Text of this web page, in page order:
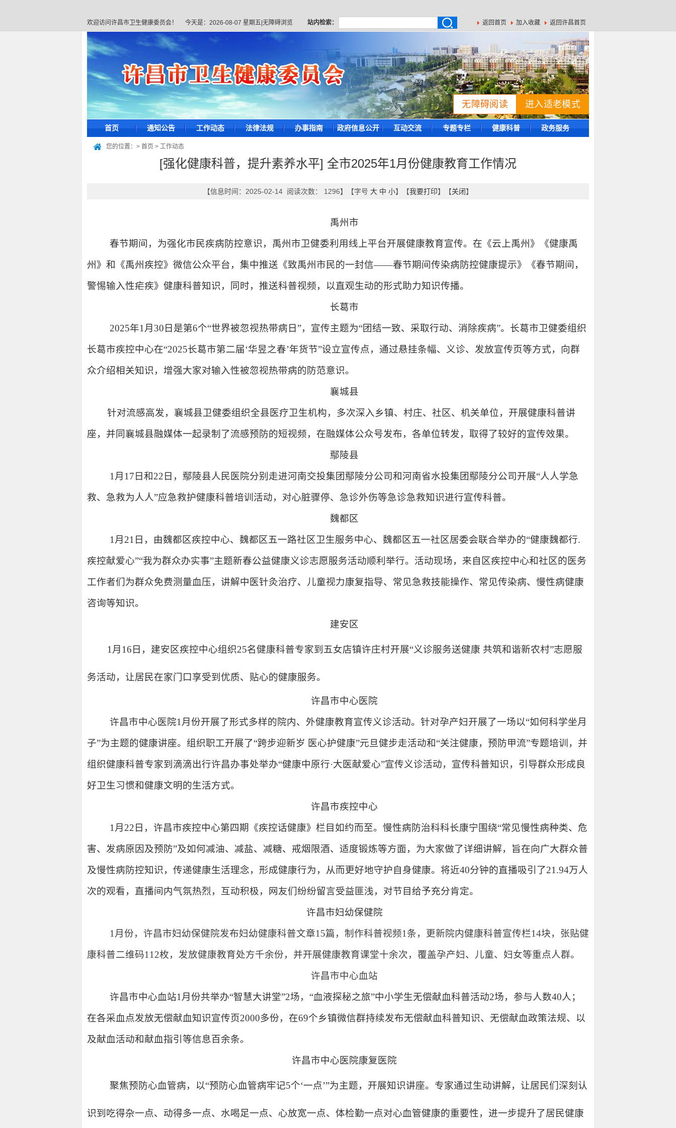
欢迎访问许昌市卫生健康委员会！ 今天是： 2026-08-07 星期五 无障碍浏览 返回首页 加入收藏 返回许昌首页
站内检索：
进入适老模式
无障碍阅读
首页 通知公告 工作动态 法律法规 办事指南 政府信息公开 互动交流 专题专栏 健康科普 政务服务
您的位置：> 首页 > 工作动态
[强化健康科普，提升素养水平] 全市2025年1月份健康教育工作情况
【信息时间：2025-02-14 阅读次数： 1296】【字号 大 中 小】【我要打印】【关闭】
禹州市
春节期间，为强化市民疾病防控意识，禹州市卫健委利用线上平台开展健康教育宣传。在《云上禹州》《健康禹
州》和《禹州疾控》微信公众平台，集中推送《致禹州市民的一封信——春节期间传染病防控健康提示》《春节期间，
警惕输入性疟疾》健康科普知识，同时，推送科普视频，以直观生动的形式助力知识传播。
长葛市
2025年1月30日是第6个“世界被忽视热带病日”，宣传主题为“团结一致、采取行动、消除疾病”。长葛市卫健委组织
长葛市疾控中心在“2025长葛市第二届‘华昱之春’年货节”设立宣传点，通过悬挂条幅、义诊、发放宣传页等方式，向群
众介绍相关知识，增强大家对输入性被忽视热带病的防范意识。
襄城县
针对流感高发，襄城县卫健委组织全县医疗卫生机构，多次深入乡镇、村庄、社区、机关单位，开展健康科普讲
座，并同襄城县融媒体一起录制了流感预防的短视频，在融媒体公众号发布，各单位转发，取得了较好的宣传效果。
鄢陵县
1月17日和22日，鄢陵县人民医院分别走进河南交投集团鄢陵分公司和河南省水投集团鄢陵分公司开展“人人学急
救、急救为人人”应急救护健康科普培训活动，对心脏骤停、急诊外伤等急诊急救知识进行宣传科普。
魏都区
1月21日，由魏都区疾控中心、魏都区五一路社区卫生服务中心、魏都区五一社区居委会联合举办的“健康魏都行.
疾控献爱心”“我为群众办实事”主题新春公益健康义诊志愿服务活动顺利举行。活动现场，来自区疾控中心和社区的医务
工作者们为群众免费测量血压，讲解中医针灸治疗、儿童视力康复指导、常见急救技能操作、常见传染病、慢性病健康
咨询等知识。
建安区
1月16日，建安区疾控中心组织25名健康科普专家到五女店镇许庄村开展“义诊服务送健康 共筑和谐新农村”志愿服
务活动，让居民在家门口享受到优质、贴心的健康服务。
许昌市中心医院
许昌市中心医院1月份开展了形式多样的院内、外健康教育宣传义诊活动。针对孕产妇开展了一场以“如何科学坐月
子”为主题的健康讲座。组织职工开展了“跨步迎新岁 医心护健康”元旦健步走活动和“关注健康，预防甲流”专题培训， 并
组织健康科普专家到 滴滴出行许昌办事处举办“健康中原行·大医献爱心”宣传义诊活动， 宣传科普知识，引导群众形成良
好卫生习惯和健康文明的生活方式。
许昌市疾控中心
1月22日，许昌市疾控中心第四期《疾控话健康》栏目如约而至。 慢性病防治科科长康宁围绕“常见慢性病种类、危
害、发病原因及预防”及如何减油、减盐、减糖、戒烟限酒、适度锻炼等方面，为大家做了详细讲解，旨在向广大群众普
及慢性病防控知识 ，传递健康生活理念，形成健康行为 ，从而更好地守护自身健康。 将近40分钟的直播吸引了21.94万人
次的观看， 直播间内气氛热烈 ， 互动积极，网友们纷纷留言受益匪浅， 对节目给予充分肯定。
许昌市妇幼保健院
1月份， 许昌市妇幼保健院发布妇幼健康科普文章15篇，制作科普视频1条，更新院内健康科普宣传栏14块，张贴健
康科普二维码112枚，发放健康教育处方千余份，并开展健康教育课堂十余次，覆盖孕产妇、儿童、妇女等重点人群。
许昌市中心血站
许昌市中心血站1月份共举办“智慧大讲堂”2场，“血液探秘之旅”中小学生无偿献血科普活动2场，参与人数40人；
在各采血点发放无偿献血知识宣传页2000多份，在69个乡镇微信群持续发布无偿献血科普知识、无偿献血政策法规、以
及献血活动和献血指引等信息百余条。
许昌市中心医院康复医院
聚焦预防心血管病，以“预防心血管病牢记5个‘一点’”为主题，开展知识讲座。专家通过生动讲解，让居民们深刻认
识到吃得杂一点、动得多一点、水喝足一点、心放宽一点、体检勤一点对心血管健康的重要性，进一步提升了居民健康